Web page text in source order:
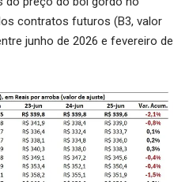
contratos futuros (B3, valor
junho de 2026 e fevereiro de